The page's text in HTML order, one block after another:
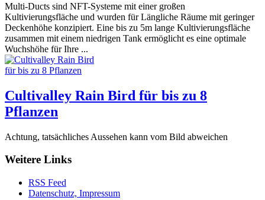
Multi-Ducts sind NFT-Systeme mit einer großen
Kultivierungsfläche und wurden für Längliche Räume mit geringer
Deckenhöhe konzipiert. Eine bis zu 5m lange Kultivierungsfläche
zusammen mit einem niedrigen Tank ermöglicht es eine optimale
Wuchshöhe für Ihre ...
Cultivalley Rain Bird für bis zu 8
Pflanzen
Achtung, tatsächliches Aussehen kann vom Bild abweichen
Weitere Links
RSS Feed
Datenschutz, Impressum